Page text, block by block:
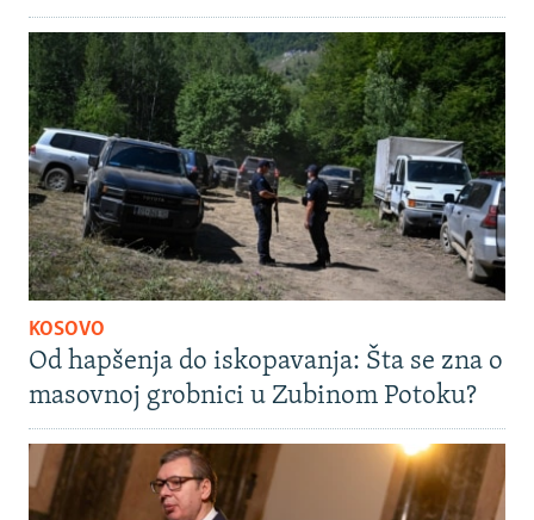
KOSOVO
Od hapšenja do iskopavanja: Šta se zna o
masovnoj grobnici u Zubinom Potoku?